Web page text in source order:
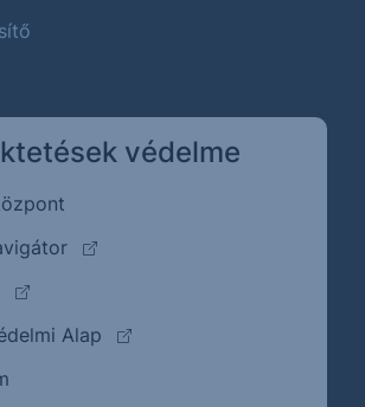
védelme
(külső oldalra ugrik)
(külső oldalra ugrik)
Alap
(külső oldalra ugrik)